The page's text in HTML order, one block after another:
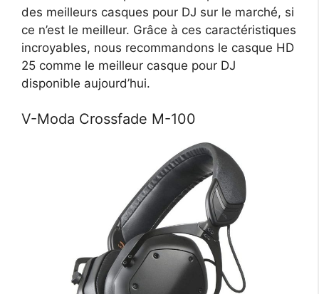
des meilleurs casques pour DJ sur le marché, si
ce n’est le meilleur. Grâce à ces caractéristiques
incroyables, nous recommandons le casque HD
25 comme le meilleur casque pour DJ
disponible aujourd’hui.
V-Moda Crossfade M-100